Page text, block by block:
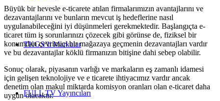
TKGS’li Markalar
FULL TV Yayıncıları
Büyük bir hevesle e-ticarete atılan firmalarımızın avantajlarını ve
dezavantajlarını ve bunların mevcut iş hedeflerine nasıl
uygulanabileceğini iyi düşünmeleri gerekmektedir. Başlangıçta e-
ticaret tüm iş sorunlarınızı çözecek gibi görünse de, fiziksel bir
konumdan çevrimiçi bir mağazaya geçmenin dezavantajları vardır
ve bu dezavantajlar köklü firmanızın bitişine dahi sebep olabilir.
Sonuç olarak, piyasanın varlığı ve markaların eş zamanlı idamesi
için gelişen teknolojiye ve e ticarete ihtiyacımız vardır ancak
denetim olan makul miktarda komisyon oranları olan e-ticaret daha
uygun olacaktır.